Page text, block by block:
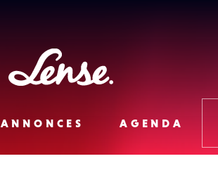
Lense
ANNONCES AGENDA